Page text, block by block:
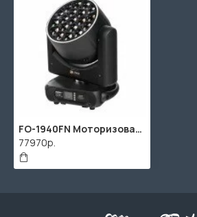
FO-1940FN Моторизованная световая "голова" RGBW, IP20, 19х40Вт+48х0.2Вт, LFocus
77970р.